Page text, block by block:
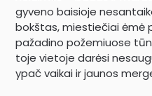
gyveno baisioje
bokštas, miestiečiai ėmė
pažadino požemiuose
toje vietoje darėsi
ypač vaikai ir jaunos